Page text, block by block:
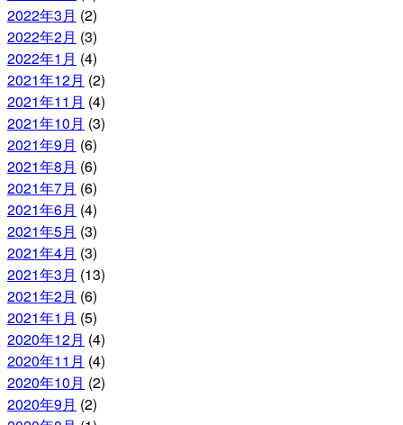
2022年3月 (2)
2022年2月 (3)
2022年1月 (4)
2021年12月 (2)
2021年11月 (4)
2021年10月 (3)
2021年9月 (6)
2021年8月 (6)
2021年7月 (6)
2021年6月 (4)
2021年5月 (3)
2021年4月 (3)
2021年3月 (13)
2021年2月 (6)
2021年1月 (5)
2020年12月 (4)
2020年11月 (4)
2020年10月 (2)
2020年9月 (2)